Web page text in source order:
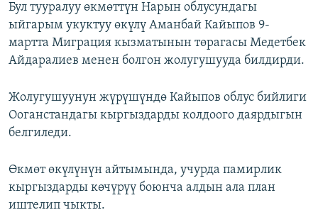
Бул тууралуу өкмөттүн Нарын облусундагы
ыйгарым укуктуу өкүлү Аманбай Кайыпов 9-
мартта Миграция кызматынын төрагасы Медетбек
Айдаралиев менен болгон жолугушууда билдирди.
Жолугушуунун жүрүшүндө Кайыпов облус бийлиги
Ооганстандагы кыргыздарды колдоого даярдыгын
белгиледи.
Өкмөт өкүлүнүн айтымында, учурда памирлик
кыргыздарды көчүрүү боюнча алдын ала план
иштелип чыкты.